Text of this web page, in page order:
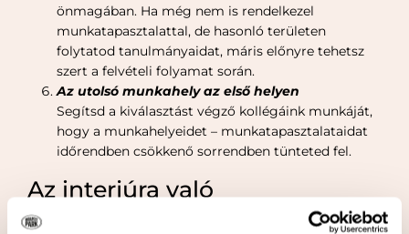
önmagában. Ha még nem is rendelkezel
munkatapasztalattal, de hasonló területen
folytatod tanulmányaidat, máris előnyre tehetsz
szert a felvételi folyamat során.
Az utolsó munkahely az első helyen
Segítsd a kiválasztást végző kollégáink munkáját,
hogy a munkahelyeidet – munkatapasztalataidat
időrendben csökkenő sorrendben tünteted fel.
Az interjúra való
felkészüléshez néhány tipp: